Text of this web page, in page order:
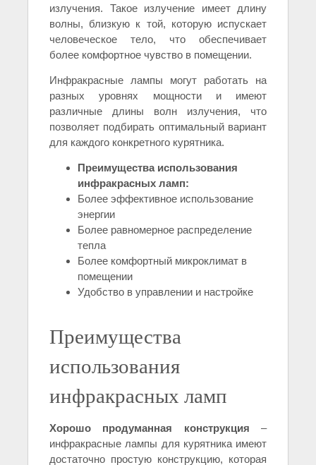
излучения. Такое излучение имеет длину
волны, близкую к той, которую испускает
человеческое тело, что обеспечивает
более комфортное чувство в помещении.
Инфракрасные лампы могут работать на
разных уровнях мощности и имеют
различные длины волн излучения, что
позволяет подбирать оптимальный вариант
для каждого конкретного курятника.
Преимущества использования
инфракрасных ламп:
Более эффективное использование
энергии
Более равномерное распределение
тепла
Более комфортный микроклимат в
помещении
Удобство в управлении и настройке
Преимущества
использования
инфракрасных ламп
Хорошо продуманная конструкция –
инфракрасные лампы для курятника имеют
достаточно простую конструкцию, которая